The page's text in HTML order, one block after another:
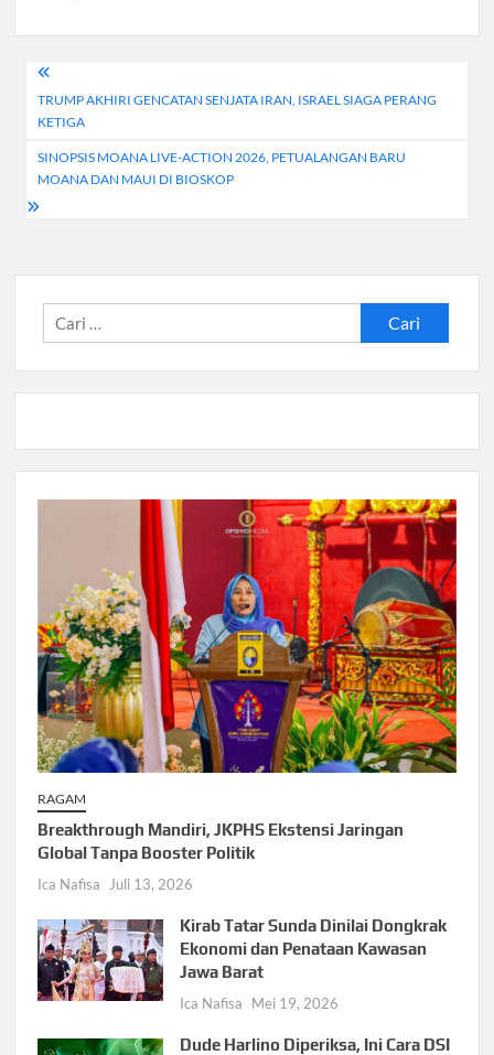
Navigasi
pos
TRUMP AKHIRI GENCATAN SENJATA IRAN, ISRAEL SIAGA PERANG
KETIGA
SINOPSIS MOANA LIVE-ACTION 2026, PETUALANGAN BARU
MOANA DAN MAUI DI BIOSKOP
Cari
untuk:
RAGAM
Breakthrough Mandiri, JKPHS Ekstensi Jaringan
Global Tanpa Booster Politik
Ica Nafisa Juli 13, 2026
Kirab Tatar Sunda Dinilai Dongkrak
Ekonomi dan Penataan Kawasan
Jawa Barat
Ica Nafisa Mei 19, 2026
Dude Harlino Diperiksa, Ini Cara DSI